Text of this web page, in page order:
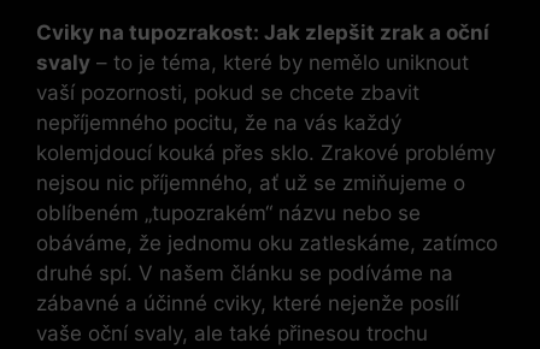
Cviky na tupozrakost: Jak zlepšit zrak a oční
svaly – to je téma, které by nemělo uniknout
vaší pozornosti, pokud se chcete zbavit
nepříjemného pocitu, že na vás každý
kolemjdoucí kouká přes sklo. Zrakové problémy
nejsou nic příjemného, ať už se zmiňujeme o
oblíbeném „tupozrakém“ názvu nebo se
obáváme, že jednomu oku zatleskáme, zatímco
druhé spí. V našem článku se podíváme na
zábavné a účinné cviky, které nejenže posílí
vaše oční svaly, ale také přinesou trochu